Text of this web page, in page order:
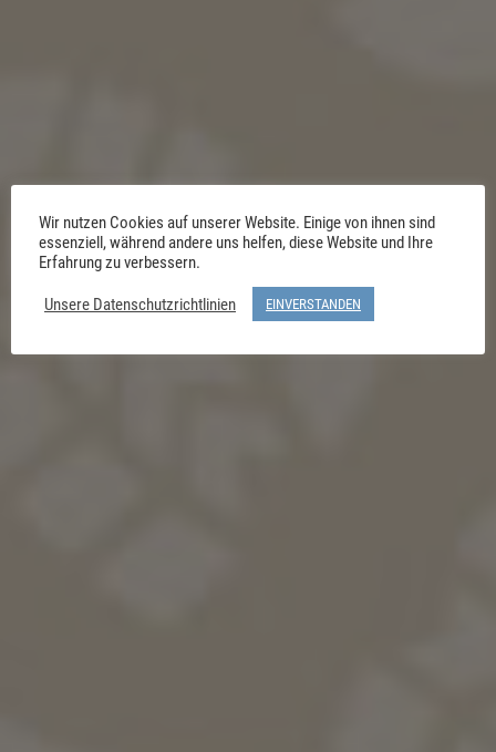
Wir nutzen Cookies auf unserer Website. Einige von ihnen sind
essenziell, während andere uns helfen, diese Website und Ihre
Erfahrung zu verbessern.
Unsere Datenschutzrichtlinien
EINVERSTANDEN